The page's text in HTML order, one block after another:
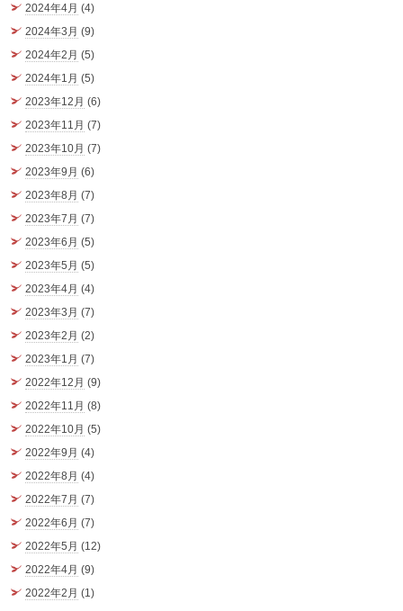
2024年4月 (4)
2024年3月 (9)
2024年2月 (5)
2024年1月 (5)
2023年12月 (6)
2023年11月 (7)
2023年10月 (7)
2023年9月 (6)
2023年8月 (7)
2023年7月 (7)
2023年6月 (5)
2023年5月 (5)
2023年4月 (4)
2023年3月 (7)
2023年2月 (2)
2023年1月 (7)
2022年12月 (9)
2022年11月 (8)
2022年10月 (5)
2022年9月 (4)
2022年8月 (4)
2022年7月 (7)
2022年6月 (7)
2022年5月 (12)
2022年4月 (9)
2022年2月 (1)